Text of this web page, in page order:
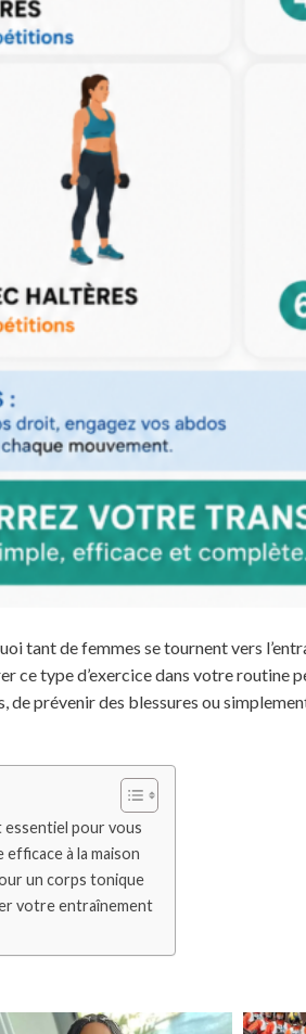
tant de femmes se tournent vers
ce type d’exercice dans votre
de prévenir des blessures ou
essentiel pour vous
à la maison
un corps tonique
votre entraînement